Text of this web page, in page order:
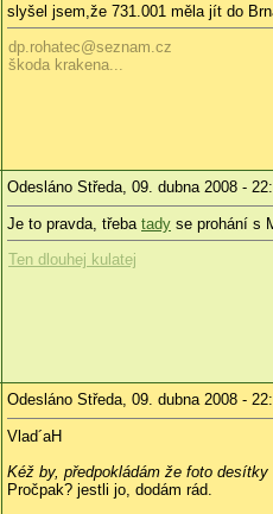
slyšel jsem,že 731.001 měla jít do
dp.rohatec@seznam.cz
škoda krakena...
Odesláno Středa, 09. dubna 2008 -
Je to pravda, třeba tady se prohání s
Ten dlouhej kulatej
Odesláno Středa, 09. dubna 2008 -
Vlad´aH
Kéž by, předpokládám že foto
Pročpak? jestli jo, dodám rád.